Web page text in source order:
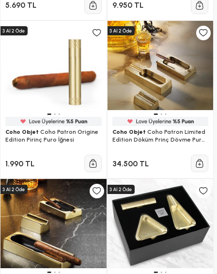
5.690 TL 9.950 TL
Coho Objet Coho Patron Origine
Edition Pirinç Puro İğnesi
1.990 TL
Coho Objet Coho Patron Limited
Edition Döküm Prinç Dövme Puro
34.500 TL